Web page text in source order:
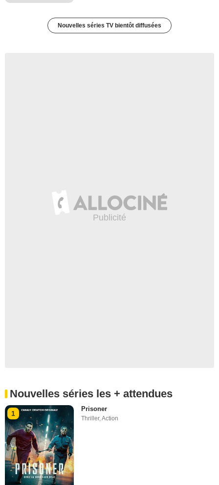
Nouvelles séries TV bientôt diffusées
Nouvelles séries les + attendues
1
Prisoner
Thriller,Action